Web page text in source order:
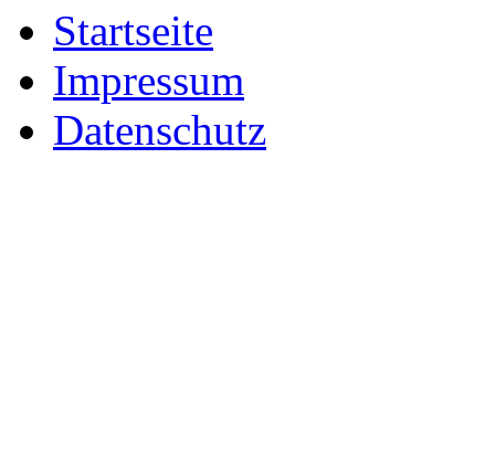
Startseite
Impressum
Datenschutz